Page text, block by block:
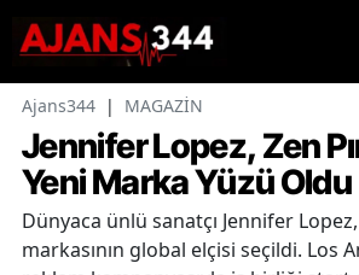
Ajans344 | MAGAZİN
Jennifer Lopez, Zen
Yeni Marka Yüzü Oldu
Dünyaca ünlü sanatçı Jennifer
markasının global elçisi seçildi. Los